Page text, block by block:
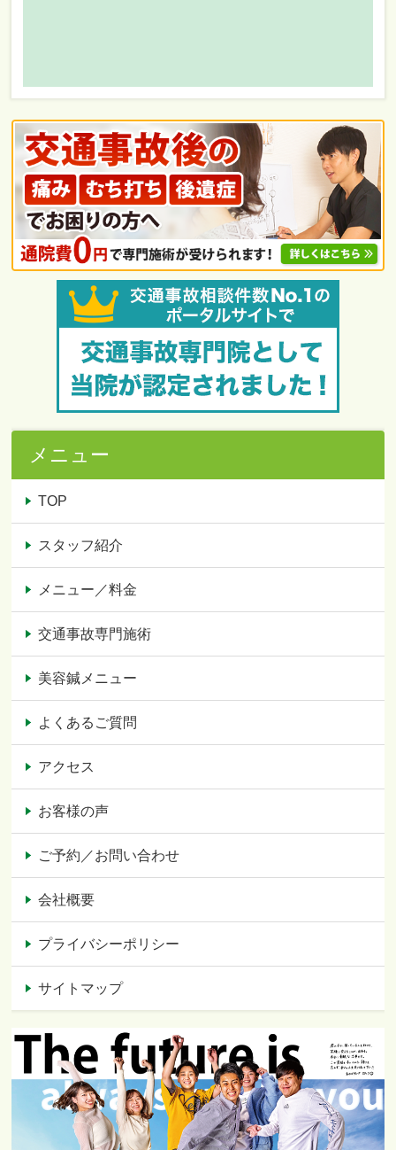
メニュー
TOP
スタッフ紹介
メニュー／料金
交通事故専門施術
美容鍼メニュー
よくあるご質問
アクセス
お客様の声
ご予約／お問い合わせ
会社概要
プライバシーポリシー
サイトマップ